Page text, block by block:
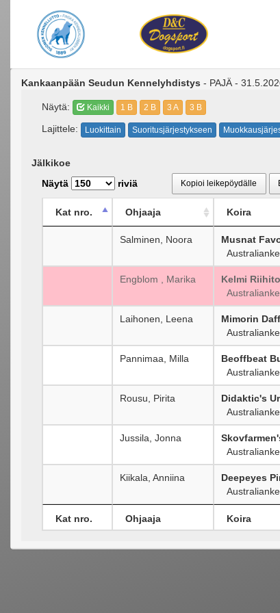
Kankaanpään Seudun Kennelyhdistys - PAJÄ -
Näytä: Kaikki 1 B 2 B 3 A 3 B
Lajittele: Luokittain Suoritusjärjestykseen
Jälkikoe
Näytä
riviä Kopioi leikepöydälle
Kat nro. Ohjaaja Koira
Salminen, Noora
Musnat
Engblom , Marika
Kelmi
Laihonen, Leena
Mimorin
Pannimaa, Milla
Beoffbeat
Rousu, Pirita
Didaktic's
Jussila, Jonna
Kiikala, Anniina
Deepeyes
Kat nro. Ohjaaja Koira